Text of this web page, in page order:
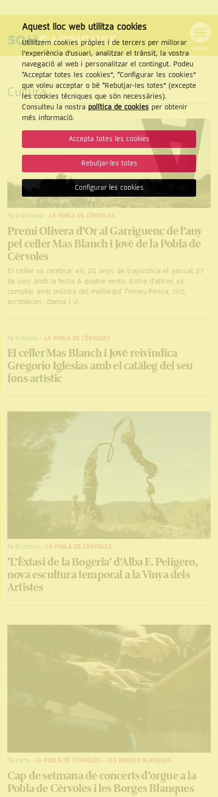
NAVEGACIÓ
MENÚ
Cercar
Cultura
Fa 1 setmana - LA POBLA DE CÉRVOLES
Premi Olivera d’Or al Garriguenc de l’any
pel celler Mas Blanch i Jové de la Pobla de
Cérvoles
El celler va celebrar els 20 anys de trajectòria el passat 27
de juny amb la festa A quatre vents. Entre d'altres va
comptar amb música del mallorquí Tomeu Penya, circ,
acrobàcies, dansa i vi.
Fa 5 mesos - LA POBLA DE CÉRVOLES
El celler Mas Blanch i Jové reivindica
Gregorio Iglesias amb el catàleg del seu
fons artístic
Fa 11 mesos - LA POBLA DE CÉRVOLES
‘L’Èxtasi de la Bogeria’ d’Alba E. Peligero,
nova escultura temporal a la Vinya dels
Artistes
Fa 1 any- LA POBLA DE CÉRVOLES - LES BORGES BLANQUES
Cap de setmana de concerts d'orgue a la
Pobla de Cérvoles i les Borges Blanques
Aquest lloc web utilitza cookies
Utilitzem cookies pròpies i de tercers per millorar
l’experiència d’usuari, analitzar el trànsit, la vostra
navegació al web i personalitzar el contingut. Podeu
“Acceptar totes les cookies”, “Configurar les cookies”
que voleu acceptar o bé “Rebutjar-les totes” (excepte
les cookies tècniques que són necessàries).
Consulteu la nostra política de cookiesper obtenir
més informació.
Accepta totes les cookies
Rebutjar-les totes
Configurar les cookies